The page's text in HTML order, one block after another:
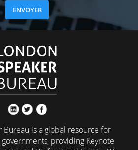
Bureau is a global resource for
providing Keynote